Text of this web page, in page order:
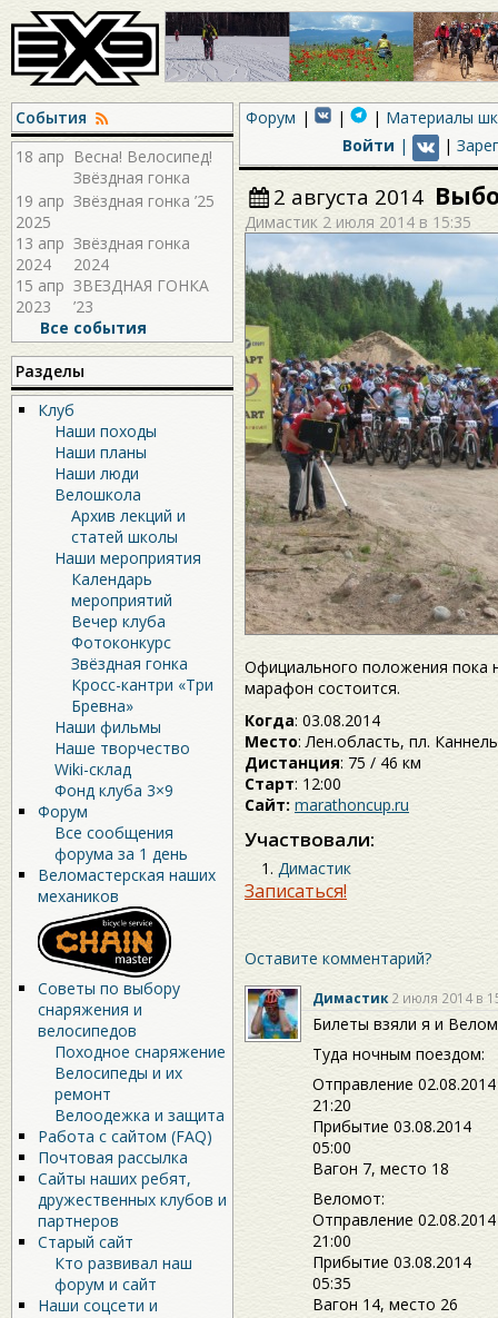
События
18 апр Весна! Велосипед!
Звёздная гонка
2026!
19 апр
2025
Звёздная гонка ’25
13 апр
2024
Звёздная гонка
2024
15 апр
2023
ЗВЕЗДНАЯ ГОНКА
’23
Все события
Разделы
Клуб
Наши походы
Наши планы
Наши люди
Велошкола
Архив лекций и
статей школы
Наши мероприятия
Календарь
мероприятий
Вечер клуба
Фотоконкурс
Звёздная гонка
Кросс-кантри «Три
Бревна»
Наши фильмы
Наше творчество
Wiki-склад
Фонд клуба 3×9
Форум
Все сообщения
форума за 1 день
Веломастерская наших
механиков
Советы по выбору
снаряжения и
велосипедов
Походное снаряжение
Велосипеды и их
ремонт
Велоодежка и защита
Работа с сайтом (FAQ)
Почтовая рассылка
Сайты наших ребят,
дружественных клубов и
партнеров
Старый сайт
Кто развивал наш
форум и сайт
Наши соцсети и
Форум
Материалы
Войти | |
2 августа 2014
Димастик 2 июля 2014 в 15:35
Официального положения пока
марафон состоится.
Когда: 03.08.2014
Место: Лен.область, пл.
Дистанция: 75 / 46 км
Старт: 12:00
Сайт: marathoncup.ru
Участвовали:
Димастик
Записаться!
Оставите комментарий?
Димастик 2 июля 2014 в
Билеты взяли я и
Туда ночным поездом:
Отправление 02.08.2014
21:20
Прибытие 03.08.2014
05:00
Вагон 7, место 18
Веломот:
Отправление 02.08.2014
21:00
Прибытие 03.08.2014
05:35
Вагон 14, место 26